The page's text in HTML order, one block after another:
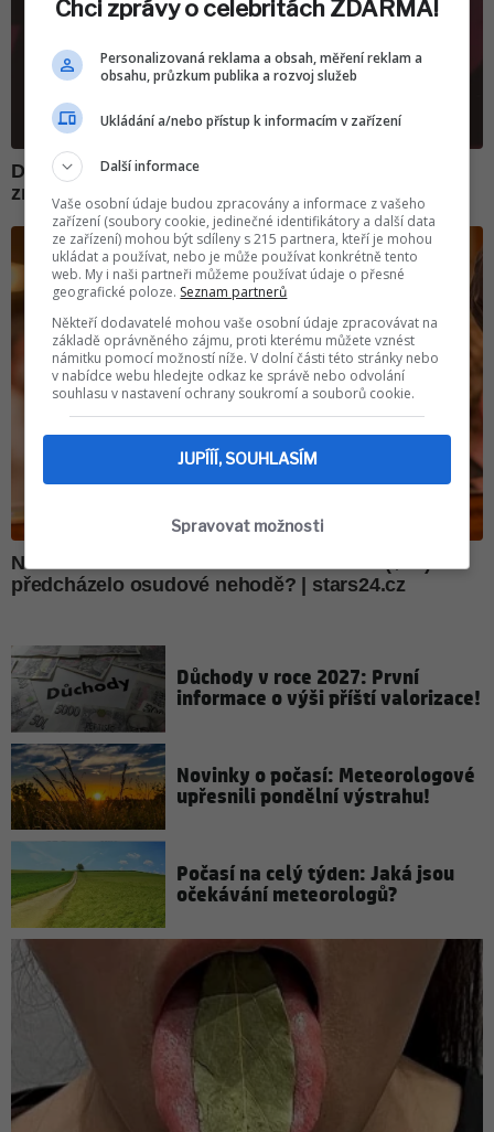
Důchody v roce 2027: První
informace o výši příští valorizace!
Novinky o počasí: Meteorologové
upřesnili pondělní výstrahu!
Počasí na celý týden: Jaká jsou
očekávání meteorologů?
Chci zprávy o celebritách ZDARMA!
Personalizovaná reklama a obsah, měření reklam a
obsahu, průzkum publika a rozvoj služeb
Ukládání a/nebo přístup k informacím v zařízení
Další informace
Vaše osobní údaje budou zpracovány a informace z vašeho
zařízení (soubory cookie, jedinečné identifikátory a další data
ze zařízení) mohou být sdíleny s 215 partnera, kteří je mohou
ukládat a používat, nebo je může používat konkrétně tento
web. My i naši partneři můžeme používat údaje o přesné
geografické poloze. Seznam partnerů
Někteří dodavatelé mohou vaše osobní údaje zpracovávat na
základě oprávněného zájmu, proti kterému můžete vznést
námitku pomocí možností níže. V dolní části této stránky nebo
v nabídce webu hledejte odkaz ke správě nebo odvolání
souhlasu v nastavení ochrany soukromí a souborů cookie.
JUPÍÍÍ, SOUHLASÍM
Spravovat možnosti